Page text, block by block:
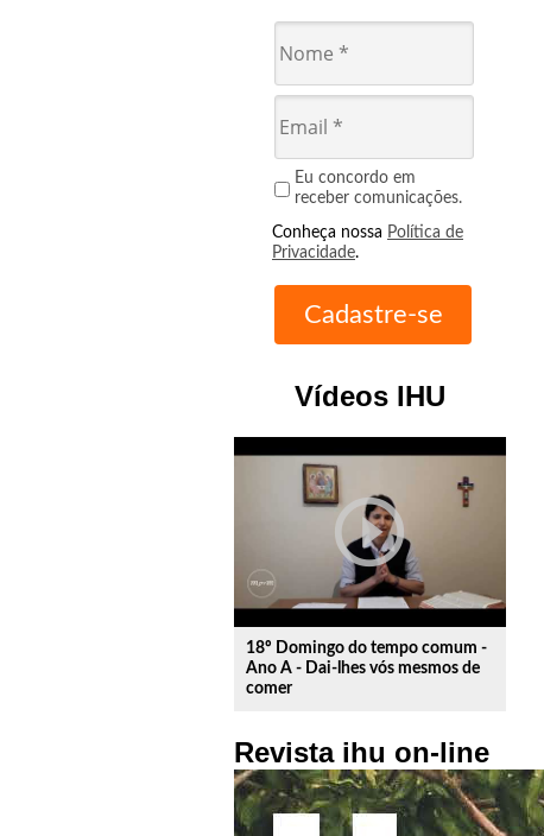
Eu concordo em
receber comunicações.
Conheça nossa Política de
Privacidade.
Vídeos IHU
play_circle_outline
18º Domingo do tempo comum -
Ano A - Dai-lhes vós mesmos de
comer
Revista ihu on-line